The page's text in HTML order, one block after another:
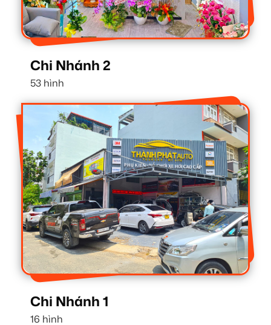
Chi Nhánh 2
53 hình
Chi Nhánh 1
16 hình